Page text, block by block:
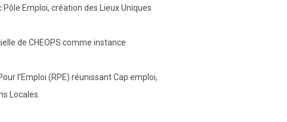
Emploi, création des Lieux Uniques
de CHEOPS comme instance
l’Emploi (RPE) réunissant Cap emploi,
Locales.